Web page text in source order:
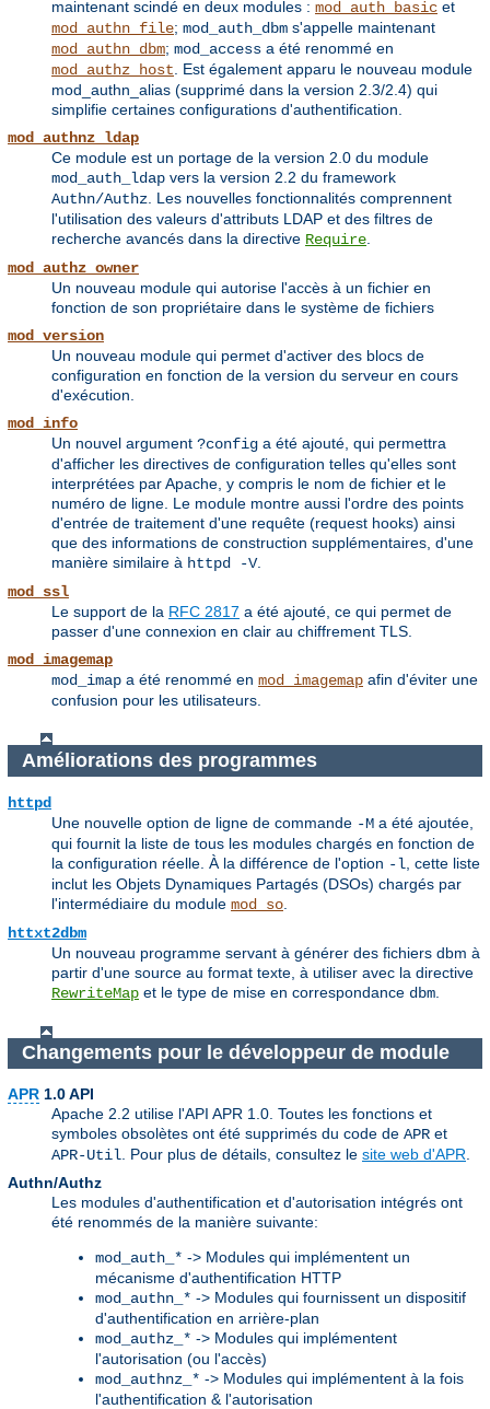
maintenant scindé en deux modules : mod_auth_basic et
mod_authn_file; mod_auth_dbm s'appelle maintenant
mod_authn_dbm; mod_access a été renommé en
mod_authz_host. Est également apparu le nouveau module
mod_authn_alias (supprimé dans la version 2.3/2.4) qui
simplifie certaines configurations d'authentification.
mod_authnz_ldap
Ce module est un portage de la version 2.0 du module
mod_auth_ldap vers la version 2.2 du framework
Authn/Authz. Les nouvelles fonctionnalités comprennent
l'utilisation des valeurs d'attributs LDAP et des filtres de
recherche avancés dans la directive Require.
mod_authz_owner
Un nouveau module qui autorise l'accès à un fichier en
fonction de son propriétaire dans le système de fichiers
mod_version
Un nouveau module qui permet d'activer des blocs de
configuration en fonction de la version du serveur en cours
d'exécution.
mod_info
Un nouvel argument ?config a été ajouté, qui permettra
d'afficher les directives de configuration telles qu'elles sont
interprétées par Apache, y compris le nom de fichier et le
numéro de ligne. Le module montre aussi l'ordre des points
d'entrée de traitement d'une requête (request hooks) ainsi
que des informations de construction supplémentaires, d'une
manière similaire à httpd -V.
mod_ssl
Le support de la RFC 2817 a été ajouté, ce qui permet de
passer d'une connexion en clair au chiffrement TLS.
mod_imagemap
mod_imap a été renommé en mod_imagemap afin d'éviter une
confusion pour les utilisateurs.
Améliorations des programmes
httpd
Une nouvelle option de ligne de commande -M a été ajoutée,
qui fournit la liste de tous les modules chargés en fonction de
la configuration réelle. À la différence de l'option -l , cette liste
inclut les Objets Dynamiques Partagés (DSOs) chargés par
l'intermédiaire du module mod_so
httxt2dbm
Un nouveau programme servant à générer des fichiers dbm à
partir d'une source au format texte, à utiliser avec la directive
RewriteMap et le type de mise en correspondance dbm
Changements pour le développeur de module
APR 1.0 API
Apache 2.2 utilise l'API APR 1.0. Toutes les fonctions et
symboles obsolètes ont été supprimés du code de APR et
APR-Util . Pour plus de détails, consultez le site web d'APR
Authn/Authz
Les modules d'authentification et d'autorisation intégrés ont
été renommés de la manière suivante:
mod_auth_* -> Modules qui implémentent un
mécanisme d'authentification HTTP
mod_authn_* -> Modules qui fournissent un dispositif
d'authentification en arrière-plan
mod_authz_* -> Modules qui implémentent
l'autorisation (ou l'accès)
mod_authnz_* -> Modules qui implémentent à la fois
l'authentification & l'autorisation